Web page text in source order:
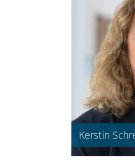
Kerstin